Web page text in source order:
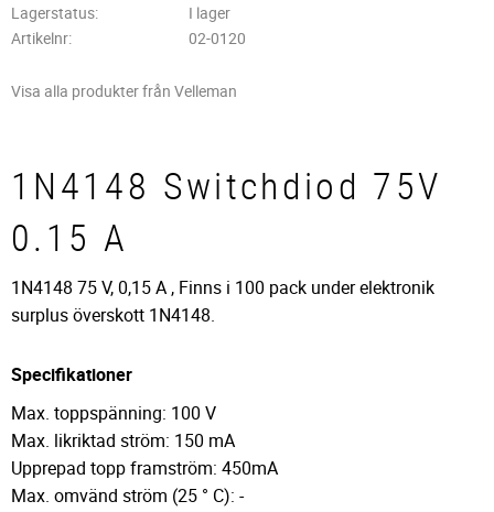
Lagerstatus
I lager
Artikelnr
02-0120
Visa alla produkter från Velleman
1N4148 Switchdiod 75V
0.15 A
1N4148 75 V, 0,15 A , Finns i 100 pack under elektronik
surplus överskott 1N4148.
Specifikationer
Max. toppspänning: 100 V
Max. likriktad ström: 150 mA
Upprepad topp framström: 450mA
Max. omvänd ström (25 ° C): -